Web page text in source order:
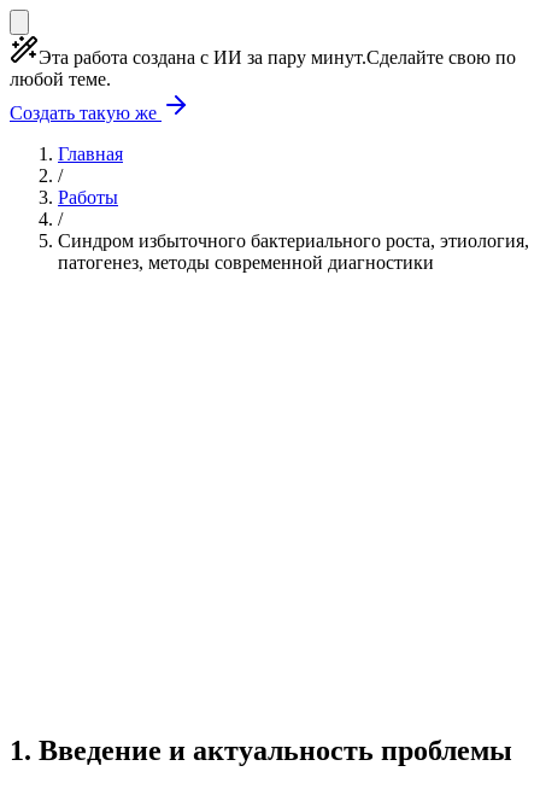
Эта работа создана с ИИ за пару минут.Сделайте свою по
любой теме.
Создать такую же
Главная
/
Работы
/
Синдром избыточного бактериального роста, этиология,
патогенез, методы современной диагностики
1. Введение и актуальность проблемы